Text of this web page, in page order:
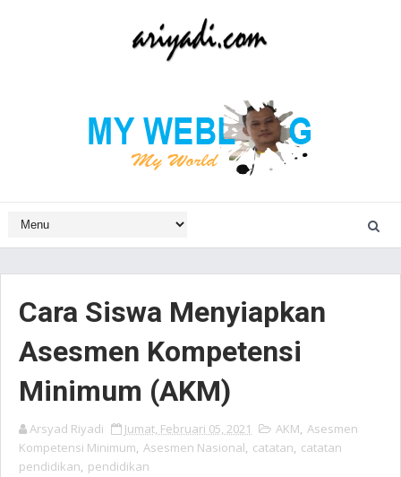
Cara Siswa Menyiapkan
Asesmen Kompetensi
Minimum (AKM)
Arsyad Riyadi Jumat, Februari 05, 2021 AKM, Asesmen
Kompetensi Minimum, Asesmen Nasional, catatan, catatan
pendidikan, pendidikan